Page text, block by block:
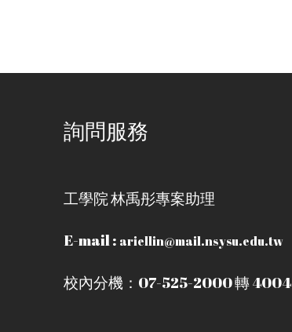
詢問服務
工學院 林禹彤專案助理
E-mail : ariellin@mail.nsysu.edu.tw
校內分機：07-525-2000 轉 4004